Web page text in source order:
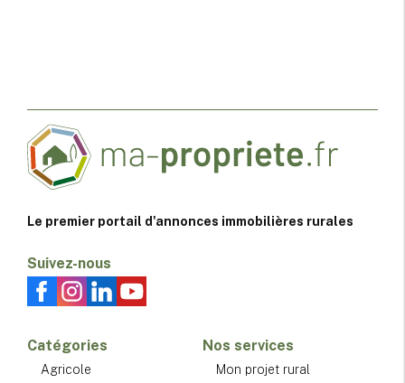
Le premier portail d'annonces immobilières rurales
Suivez-nous
Catégories
Agricole
Nos services
Mon projet rural